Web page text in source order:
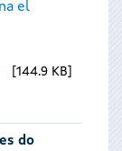
el
144.9 KB
do